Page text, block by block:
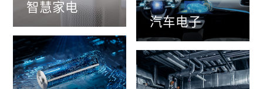
智慧家电
汽车电子